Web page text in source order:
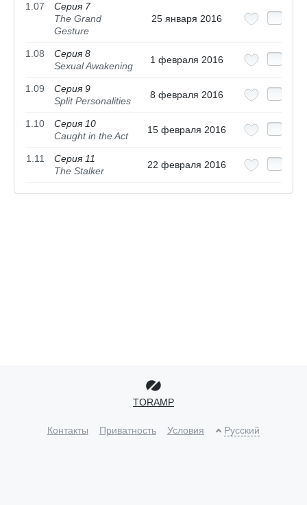
1.07
Серия 7
The Grand
Gesture
25 января 2016
1.08
Серия 8
Sexual Awakening
1 февраля 2016
1.09
Серия 9
Split Personalities
8 февраля 2016
1.10
Серия 10
Caught in the Act
15 февраля 2016
1.11
Серия 11
The Stalker
22 февраля 2016
TORAMP
Контакты Приватность Условия Русский